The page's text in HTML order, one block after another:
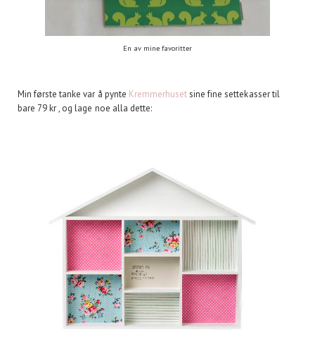
En av mine favoritter
Min første tanke var å pynte Kremmerhusetsine fine settekasser til
bare 79 kr , og lage noe alla dette: